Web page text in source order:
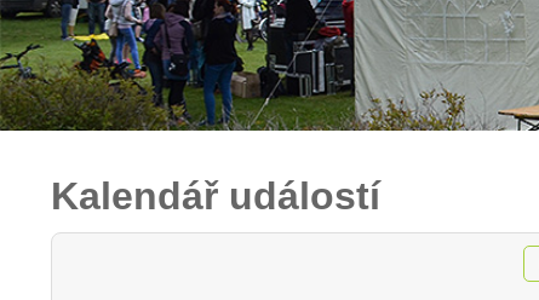
Kalendář událostí